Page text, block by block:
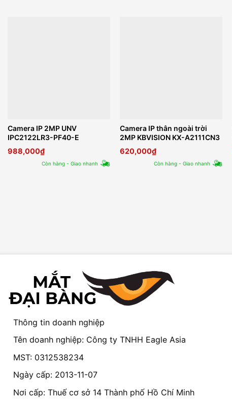
Camera IP 2MP UNV
IPC2122LR3-PF40-E
988,000₫
Còn hàng - Giao nhanh
Camera IP thân ngoài trời
2MP KBVISION KX-A2111CN3
620,000₫
Còn hàng - Giao nhanh
Thông tin doanh nghiệp
Tên doanh nghiệp: Công ty TNHH Eagle Asia
MST: 0312538234
Ngày cấp: 2013-11-07
Nơi cấp: Thuế cơ sở 14 Thành phố Hồ Chí Minh